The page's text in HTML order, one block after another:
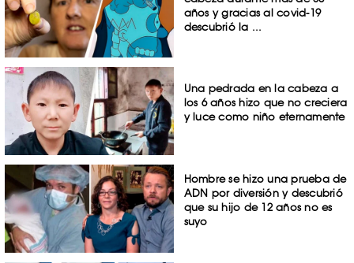
años y gracias al covid-19
descubrió la ...
Una pedrada en la cabeza a
los 6 años hizo que no creciera
y luce como niño eternamente
Hombre se hizo una prueba de
ADN por diversión y descubrió
que su hijo de 12 años no es
suyo